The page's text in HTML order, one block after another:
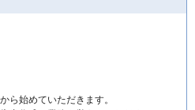
ら始めていただきます。